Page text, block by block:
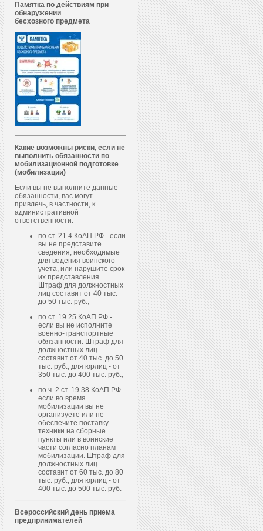
Памятка по действиям при
обнаружении
бесхозного предмета
Какие возможны риски, если не
выполнить обязанности по
мобилизационной подготовке
(мобилизации)
Если вы не выполните данные
обязанности, вас могут
привлечь, в частности, к
административной
ответственности:
по ст. 21.4 КоАП РФ - если
вы не представите
сведения, необходимые
для ведения воинского
учета, или нарушите срок
их представления.
Штраф для должностных
лиц составит от 40 тыс.
до 50 тыс. руб.;
по ст. 19.25 КоАП РФ -
если вы не исполните
военно-транспортные
обязанности. Штраф для
должностных лиц
составит от 40 тыс. до 50
тыс. руб., для юрлиц - от
350 тыс. до 400 тыс. руб.;
по ч. 2 ст. 19.38 КоАП РФ -
если во время
мобилизации вы не
организуете или не
обеспечите поставку
техники на сборные
пункты или в воинские
части согласно планам
мобилизации. Штраф для
должностных лиц
составит от 60 тыс. до 80
тыс. руб., для юрлиц - от
400 тыс. до 500 тыс. руб.
Всероссийский день приема
предпринимателей